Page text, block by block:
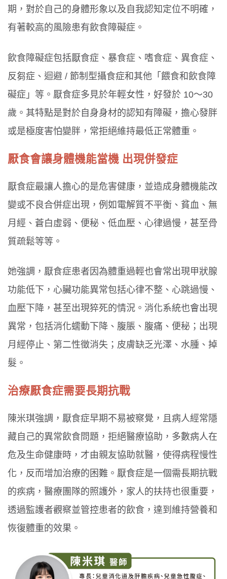
期，對於自己的身體形象以及自我認知定位不明確，
有著較高的風險患有飲食障礙症。
飲食障礙症包括厭食症、暴食症、嗜食症、異食症、
反芻症、迴避 / 節制型攝食症和其他「餵食和飲食障
礙症」等。厭食症多見於年輕女性，好發於 10～30
歲。其特點是對於自身身材的認知有障礙，擔心發胖
或是極度害怕變胖，常拒絕維持最低正常體重。
厭食會讓身體機能當機 出現併發症
厭食症最讓人擔心的是危害健康，並造成身體機能改
變或不良合併症出現，例如電解質不平衡、貧血、無
月經、蒼白虛弱、便秘、低血壓、心律過慢，甚至骨
質疏鬆等等。
她強調，厭食症患者因為體重過輕也會常出現甲狀腺
功能低下，心臟功能異常包括心律不整、心跳過慢、
血壓下降，甚至出現猝死的情況。消化系統也會出現
異常，包括消化蠕動下降、腹脹、腹痛、便秘；出現
月經停止、第二性徵消失；皮膚缺乏光澤、水腫、掉
髮。
治療厭食症需要長期抗戰
陳米琪強調，厭食症早期不易被察覺，且病人經常隱
藏自己的異常飲食問題，拒絕醫療協助，多數病人在
危及生命健康時，才由親友協助就醫，使得病程慢性
化，反而增加治療的困難。厭食症是一個需長期抗戰
的疾病，醫療團隊的照護外，家人的扶持也很重要，
透過監護者觀察並管控患者的飲食，達到維持營養和
恢復體重的效果。